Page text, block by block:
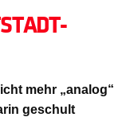
mehr „analog“
geschult